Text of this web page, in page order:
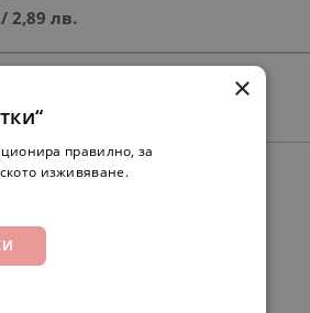
‎/‎ 2,89 лв.
‎/‎2,93 лв.
×
правилно, за
изживяване.